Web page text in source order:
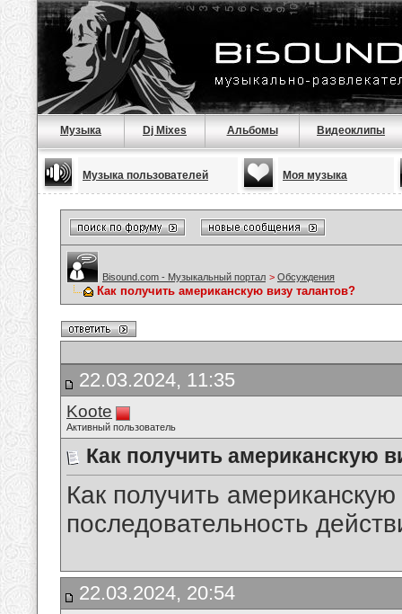
Музыка Dj Mixes Альбомы Видеоклипы
Музыка пользователей Моя музыка
Bisound.com - Музыкальный портал > Обсуждения
Как получить американскую визу талантов?
22.03.2024, 11:35
Koote
Активный пользователь
Как получить американскую
Как получить
последовательность
22.03.2024, 20:54